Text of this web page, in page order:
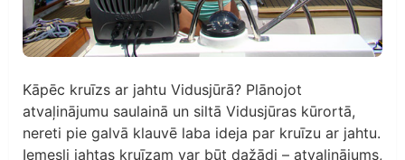
Kāpēc kruīzs ar jahtu Vidusjūrā? Plānojot
atvaļinājumu saulainā un siltā Vidusjūras kūrortā,
nereti pie galvā klauvē laba ideja par kruīzu ar jahtu.
Iemesli jahtas kruīzam var būt dažādi – atvaļinājums,